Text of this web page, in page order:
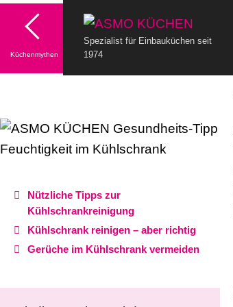
Spezialist für Einbauküchen seit
1974
Küchenmythen
Nützliche Tipps zur
Kühlschrankreinigung
Kühlschrank reinigen – aber richtig
Gerüche im Kühlschrank vermeiden